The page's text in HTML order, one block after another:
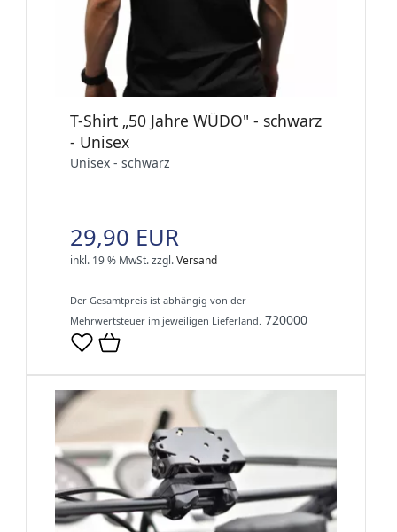
T-Shirt „50 Jahre WÜDO" - schwarz
- Unisex
Unisex - schwarz
29,90 EUR
inkl. 19 % MwSt.zzgl.Versand
Der Gesamtpreis ist abhängig von der
Mehrwertsteuer im jeweiligen Lieferland. 720000